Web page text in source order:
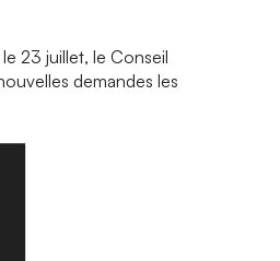
23 juillet, le Conseil
demandes les